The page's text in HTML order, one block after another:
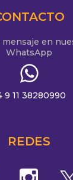
mensaje en
WhatsApp
9 11 38280990
REDES